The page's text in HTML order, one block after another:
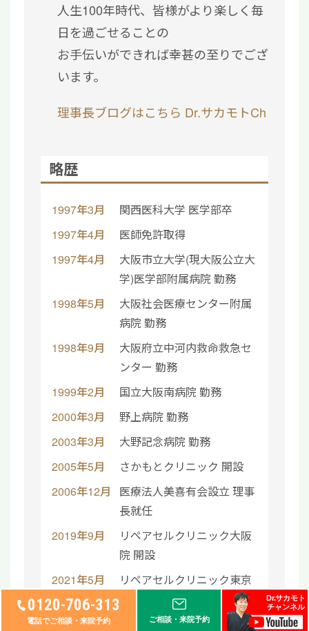
0120-706-313
電話でご相談・来院予約 ご相談・来院予約
Dr.サカモト
チャンネル
人生100年時代、皆様がより楽しく毎
日を過ごせることの
お手伝いができれば幸甚の至りでござ
います。
理事長ブログはこちら Dr.サカモトCh
略歴
1997年3月
関西医科大学 医学部卒
1997年4月
医師免許取得
1997年4月
大阪市立大学(現大阪公立大
学)医学部附属病院 勤務
1998年5月
大阪社会医療センター附属
病院 勤務
1998年9月
大阪府立中河内救命救急セ
ンター 勤務
1999年2月
国立大阪南病院 勤務
2000年3月
野上病院 勤務
2003年3月
大野記念病院 勤務
2005年5月
さかもとクリニック 開設
2006年12月
医療法人美喜有会設立 理事
長就任
2019年9月
リペアセルクリニック大阪
院 開設
2021年5月
リペアセルクリニック東京
2023年12月
リペアセルクリニック札幌